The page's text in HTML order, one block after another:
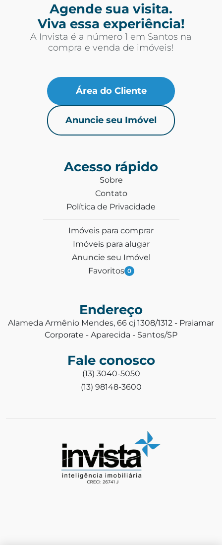
Agende sua visita.
Viva essa experiência!
A Invista é a número 1 em Santos na
compra e venda de imóveis!
Área do Cliente
Anuncie seu Imóvel
Acesso rápido
Sobre
Contato
Política de Privacidade
Imóveis para comprar
Imóveis para alugar
Anuncie seu Imóvel
Favoritos 0
Endereço
Alameda Armênio Mendes, 66 cj 1308/1312 - Praiamar
Corporate - Aparecida - Santos/SP
Fale conosco
(13) 3040-5050
(13) 98148-3600